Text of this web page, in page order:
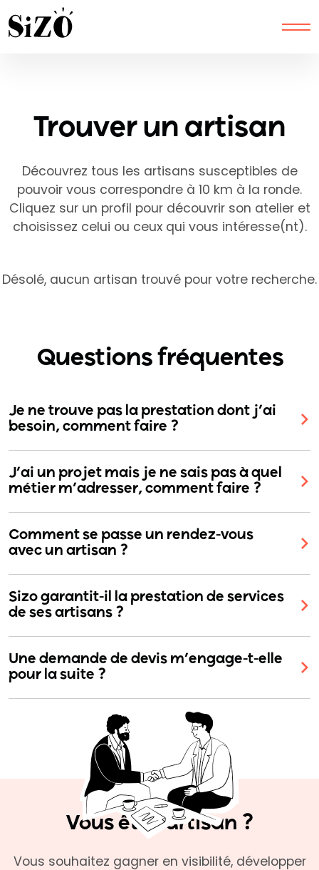
Latitude from session:
Longitude from session:
Trouver un artisan
Découvrez tous les artisans susceptibles de
pouvoir vous correspondre à 10 km à la ronde.
Cliquez sur un profil pour découvrir son atelier et
choisissez celui ou ceux qui vous intéresse(nt).
Désolé, aucun artisan trouvé pour votre recherche.
Questions fréquentes
Je ne trouve pas la prestation dont j’ai
besoin, comment faire ?
J’ai un projet mais je ne sais pas à quel
métier m’adresser, comment faire ?
Comment se passe un rendez-vous
avec un artisan ?
Sizo garantit-il la prestation de services
de ses artisans ?
Une demande de devis m’engage-t-elle
pour la suite ?
Vous êtes artisan ?
Vous souhaitez gagner en visibilité, développer